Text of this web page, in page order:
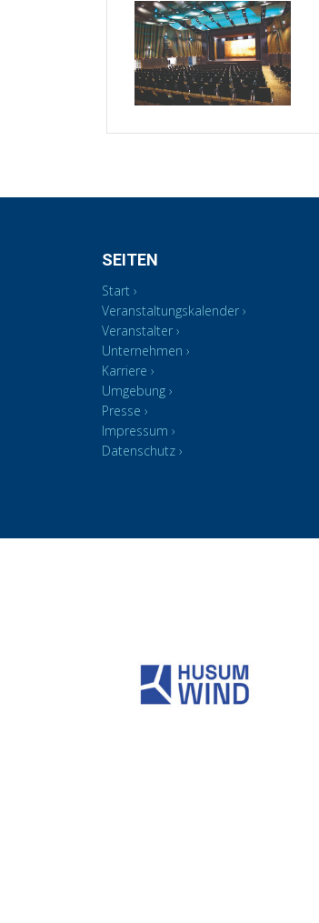
SEITEN
Start
Veranstaltungskalender
Veranstalter
Unternehmen
Karriere
Umgebung
Presse
Impressum
Datenschutz